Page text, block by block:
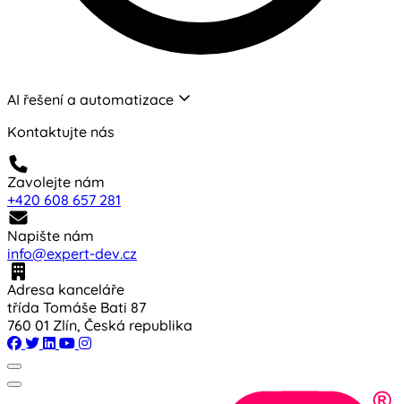
AI řešení a automatizace
Kontaktujte nás
Zavolejte nám
+420 608 657 281
Napište nám
info@expert-dev.cz
Adresa kanceláře
třída Tomáše Bati 87
760 01 Zlín, Česká republika